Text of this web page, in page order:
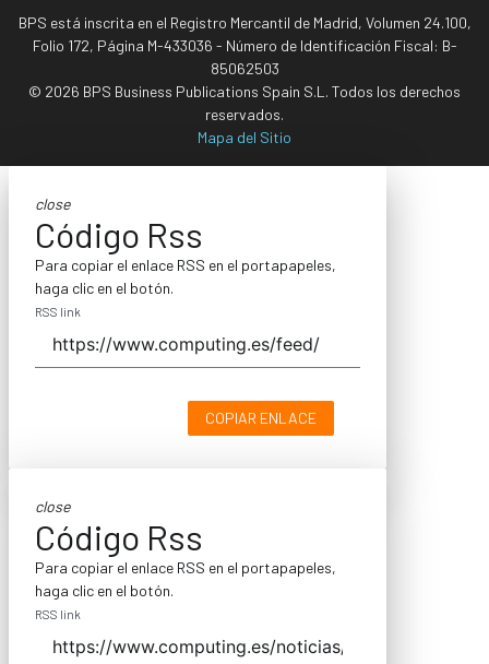
BPS está inscrita en el Registro Mercantil de Madrid, Volumen 24.100,
Folio 172, Página M-433036 - Número de Identificación Fiscal: B-
85062503
© 2026 BPS Business Publications Spain S.L. Todos los derechos
reservados.
Mapa del Sitio
close
Código Rss
Para copiar el enlace RSS en el portapapeles,
haga clic en el botón.
RSS link
COPIAR ENLACE
close
Código Rss
Para copiar el enlace RSS en el portapapeles,
haga clic en el botón.
RSS link